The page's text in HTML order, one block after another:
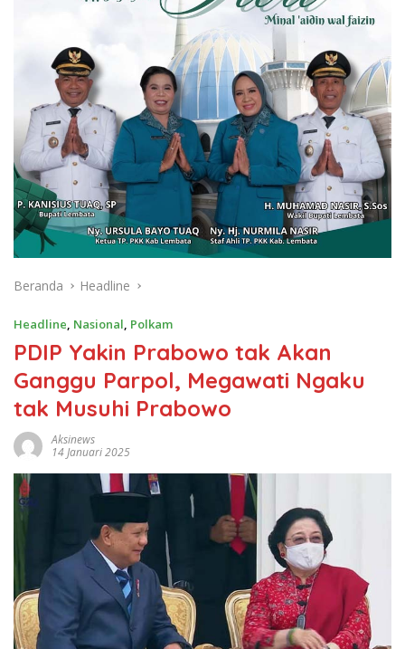
Beranda Headline
Headline, Nasional, Polkam
PDIP Yakin Prabowo tak Akan
Ganggu Parpol, Megawati Ngaku
tak Musuhi Prabowo
Aksinews
14 Januari 2025